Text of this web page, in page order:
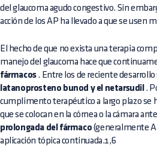
del glaucoma agudo congestivo. Sin
acción de los AP ha llevado a que se usen
El hecho de que no exista una terapia
manejo del glaucoma hace que
fármacos. Entre los de reciente desarrollo
latanoprosteno bunod y el netarsudil .
cumplimento terapéutico a largo plazo se
que se colocan en la córnea o la cámara
prolongada del fármaco (generalmente
aplicación tópica continuada.1,6